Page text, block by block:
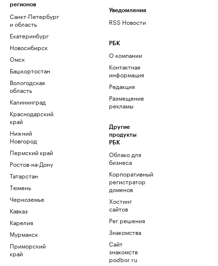
регионов
Санкт-Петербург
и область
Екатеринбург
Новосибирск
Омск
Башкортостан
Вологодская
область
Калининград
Краснодарский
край
Нижний
Новгород
Пермский край
Ростов-на-Дону
Татарстан
Тюмень
Черноземье
Кавказ
Карелия
Мурманск
Приморский
край
Уведомления
RSS Новости
РБК
О компании
Контактная
информация
Редакция
Размещение
рекламы
Другие
продукты
РБК
Облако для
бизнеса
Корпоративный
регистратор
доменов
Хостинг
сайтов
Рег.решения
Знакомства
Сайт
знакомств
podbor.ru